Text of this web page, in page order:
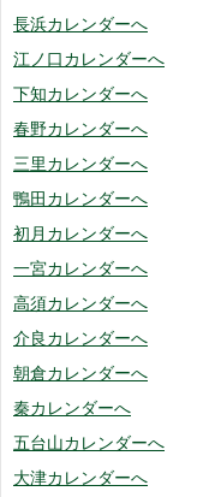
長浜カレンダーへ
江ノ口カレンダーへ
下知カレンダーへ
春野カレンダーへ
三里カレンダーへ
鴨田カレンダーへ
初月カレンダーへ
一宮カレンダーへ
高須カレンダーへ
介良カレンダーへ
朝倉カレンダーへ
秦カレンダーへ
五台山カレンダーへ
大津カレンダーへ